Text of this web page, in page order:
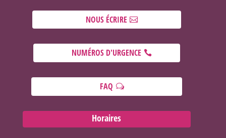
NOUS ÉCRIRE
NUMÉROS D'URGENCE
FAQ
Horaires